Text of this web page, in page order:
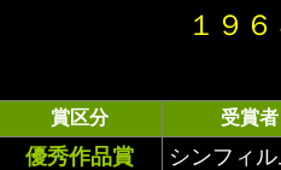
１９
賞区分 受賞
優秀作品賞
シンフィ